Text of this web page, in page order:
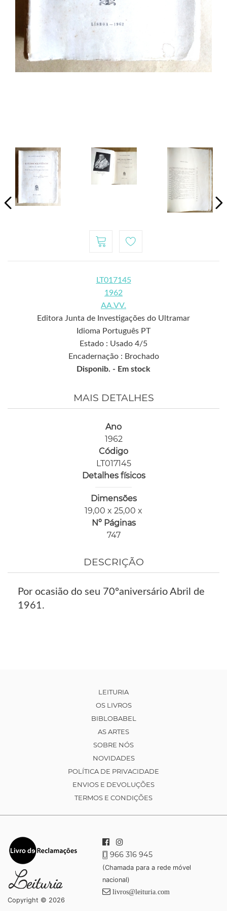
LT017145
1962
AA.VV.
Editora Junta de Investigações do Ultramar
Idioma Português PT
Estado : Usado 4/5
Encadernação : Brochado
Disponib. - Em stock
MAIS DETALHES
Ano
1962
Código
LT017145
Detalhes físicos
Dimensões
19,00 x 25,00 x
Nº Páginas
747
DESCRIÇÃO
Por ocasião do seu 70ºaniversário Abril de
1961.
LEITURIA
OS LIVROS
BIBLOBABEL
AS ARTES
SOBRE NÓS
NOVIDADES
POLÍTICA DE PRIVACIDADE
ENVIOS E DEVOLUÇÕES
TERMOS E CONDIÇÕES
Copyright © 2026
966 316 945
(Chamada para a rede móvel
nacional)
livros@leituria.com